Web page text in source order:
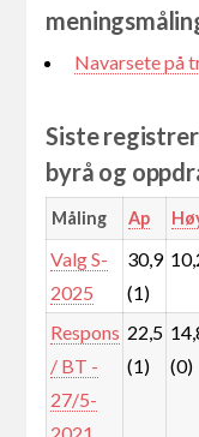
Navarsete på
Siste
byrå og
Måling Ap
Valg S-
2025
30,9
(1)
Respons
/ BT -
27/5-
2021
22,5
(1)
(0)